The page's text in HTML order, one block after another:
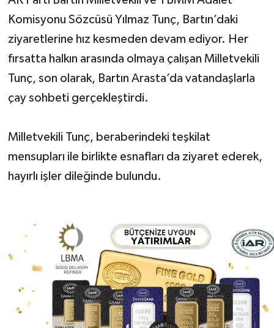
Komisyonu Sözcüsü Yılmaz Tunç, Bartın’daki
ziyaretlerine hız kesmeden devam ediyor. Her
fırsatta halkın arasında olmaya çalışan Milletvekili
Tunç, son olarak, Bartın Arasta’da vatandaşlarla
çay sohbeti gerçekleştirdi.
Milletvekili Tunç, beraberindeki teşkilat
mensupları ile birlikte esnafları da ziyaret ederek,
hayırlı işler dileğinde bulundu.
Yerel Yönetimler
DÜNYA
YEREL